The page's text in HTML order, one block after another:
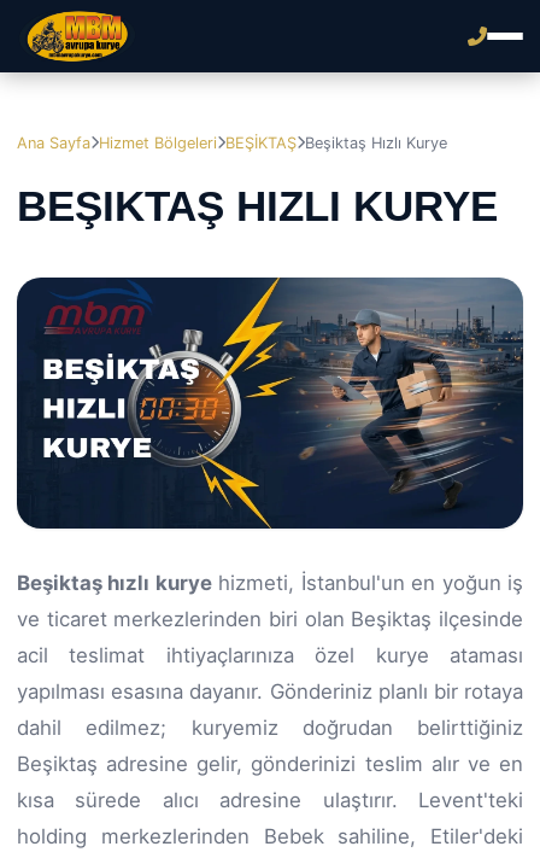
Ana Sayfa Hizmet Bölgeleri BEŞİKTAŞ Beşiktaş Hızlı Kurye
BEŞIKTAŞ HIZLI KURYE
Beşiktaş hızlı kuryehizmeti, İstanbul'un en yoğun iş
ve ticaret merkezlerinden biri olan Beşiktaş ilçesinde
acil teslimat ihtiyaçlarınıza özel kurye ataması
yapılması esasına dayanır. Gönderiniz planlı bir rotaya
dahil edilmez; kuryemiz doğrudan belirttiğiniz
Beşiktaş adresine gelir, gönderinizi teslim alır ve en
kısa sürede alıcı adresine ulaştırır. Levent'teki
holding merkezlerinden Bebek sahiline, Etiler'deki